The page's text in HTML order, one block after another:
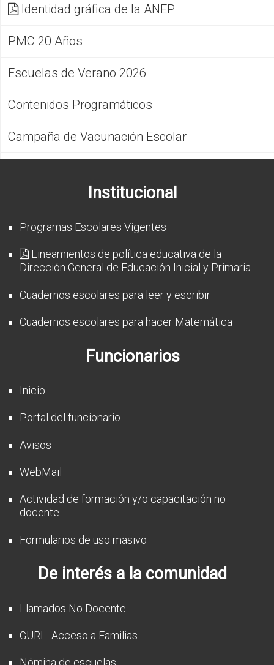
Identidad gráfica de la ANEP
PMC 20 Años
Escuelas de Verano 2026
Contenidos Programáticos
Campaña de Vacunación Escolar
Institucional
Programas Escolares Vigentes
Lineamientos de política educativa de la
Dirección General de Educación Inicial y Primaria
Cuadernos escolares para leer y escribir
Cuadernos escolares para hacer Matemática
Funcionarios
Inicio
Portal del funcionario
Avisos
WebMail
Actividad de formación y/o capacitación no
docente
Formularios de uso masivo
De interés a la comunidad
Llamados No Docente
GURI - Acceso a Familias